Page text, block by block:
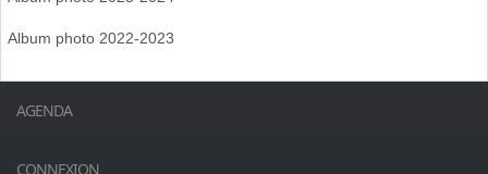
Album photo 2022-2023
AGENDA
CONNEXION